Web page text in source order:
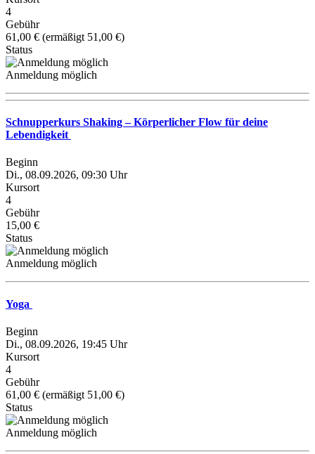
4
Gebühr
61,00 € (ermäßigt 51,00 €)
Status
Anmeldung möglich
Schnupperkurs Shaking – Körperlicher Flow für deine
Lebendigkeit
Beginn
Di., 08.09.2026, 09:30 Uhr
Kursort
4
Gebühr
15,00 €
Status
Anmeldung möglich
Yoga
Beginn
Di., 08.09.2026, 19:45 Uhr
Kursort
4
Gebühr
61,00 € (ermäßigt 51,00 €)
Status
Anmeldung möglich